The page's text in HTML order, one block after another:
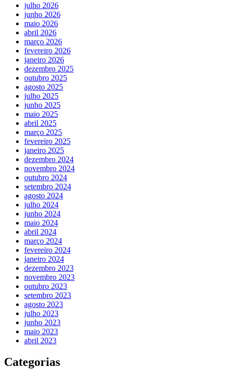
julho 2026
junho 2026
maio 2026
abril 2026
março 2026
fevereiro 2026
janeiro 2026
dezembro 2025
outubro 2025
agosto 2025
julho 2025
junho 2025
maio 2025
abril 2025
março 2025
fevereiro 2025
janeiro 2025
dezembro 2024
novembro 2024
outubro 2024
setembro 2024
agosto 2024
julho 2024
junho 2024
maio 2024
abril 2024
março 2024
fevereiro 2024
janeiro 2024
dezembro 2023
novembro 2023
outubro 2023
setembro 2023
agosto 2023
julho 2023
junho 2023
maio 2023
abril 2023
Categorias